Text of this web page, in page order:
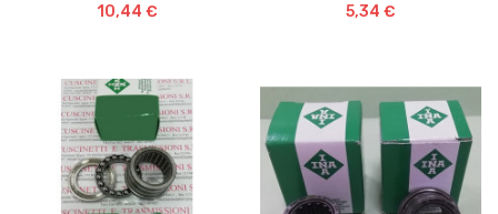
10,44 € 5,34 €